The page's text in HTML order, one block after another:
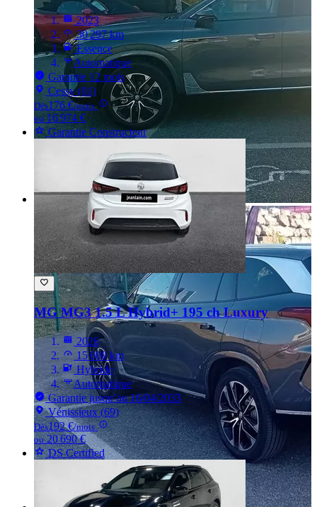
2023
30 297 km
Essence
Automatique
Garantie 12 mois
Cessy (01)
Dès176 €/mois
ou 16 974 €
Garantie Constructeur
MG MG31.5 L Hybrid+ 195 ch Luxury
2026
15 000 km
Hybride
Automatique
Garantie jusqu’au 16/04/2033
Vénissieux (69)
Dès192 €/mois
ou20 690 €
DS Certified